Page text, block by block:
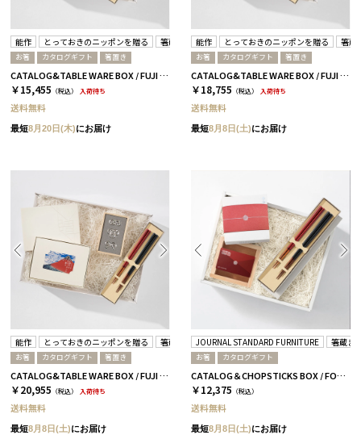
能作 とっておきのニッポンを贈る 箸蔵まつかん
お箸 カタログギフト 箸置き
CATALOG&TABLE WARE BOX / FUJI / 紅白 / 全5種 詩-C
￥15,455 （税込） 入荷待ち
送料無料
最短8月20日(木)にお届け
能作 とっておきのニッポンを贈る 箸蔵
お箸 カタログギフト 箸置き
CATALOG&TABLE WARE BOX / FUJI / 紅白 / 全5種 伝-C
￥18,755 （税込） 入荷待ち
送料無料
最短8月8日(土)にお届け
能作 とっておきのニッポンを贈る 箸蔵まつかん
お箸 カタログギフト 箸置き
CATALOG&TABLE WARE BOX / FUJI / 紅白 / 全5種 維-C
￥20,955 （税込） 入荷待ち
送料無料
最短8月8日(土)にお届け
JOURNAL STANDARD FURNITURE 箸蔵ま
お箸 カタログギフト
CATALOG＆CHOPSTICKS BOX / FORMAL / 全3種 桜
￥12,375 （税込）
送料無料
最短8月8日(土)にお届け